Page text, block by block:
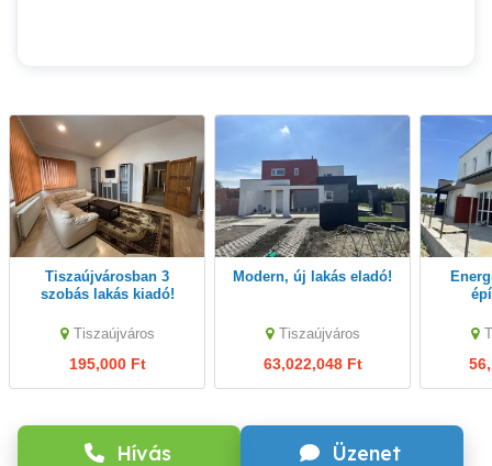
Hívás Üzenet
Tiszaújvárosban 3
szobás lakás kiadó!
Tiszaújváros
195,000 Ft
Modern, új lakás eladó!
Tiszaújváros
63,022,048 Ft
Energiatakarékos új